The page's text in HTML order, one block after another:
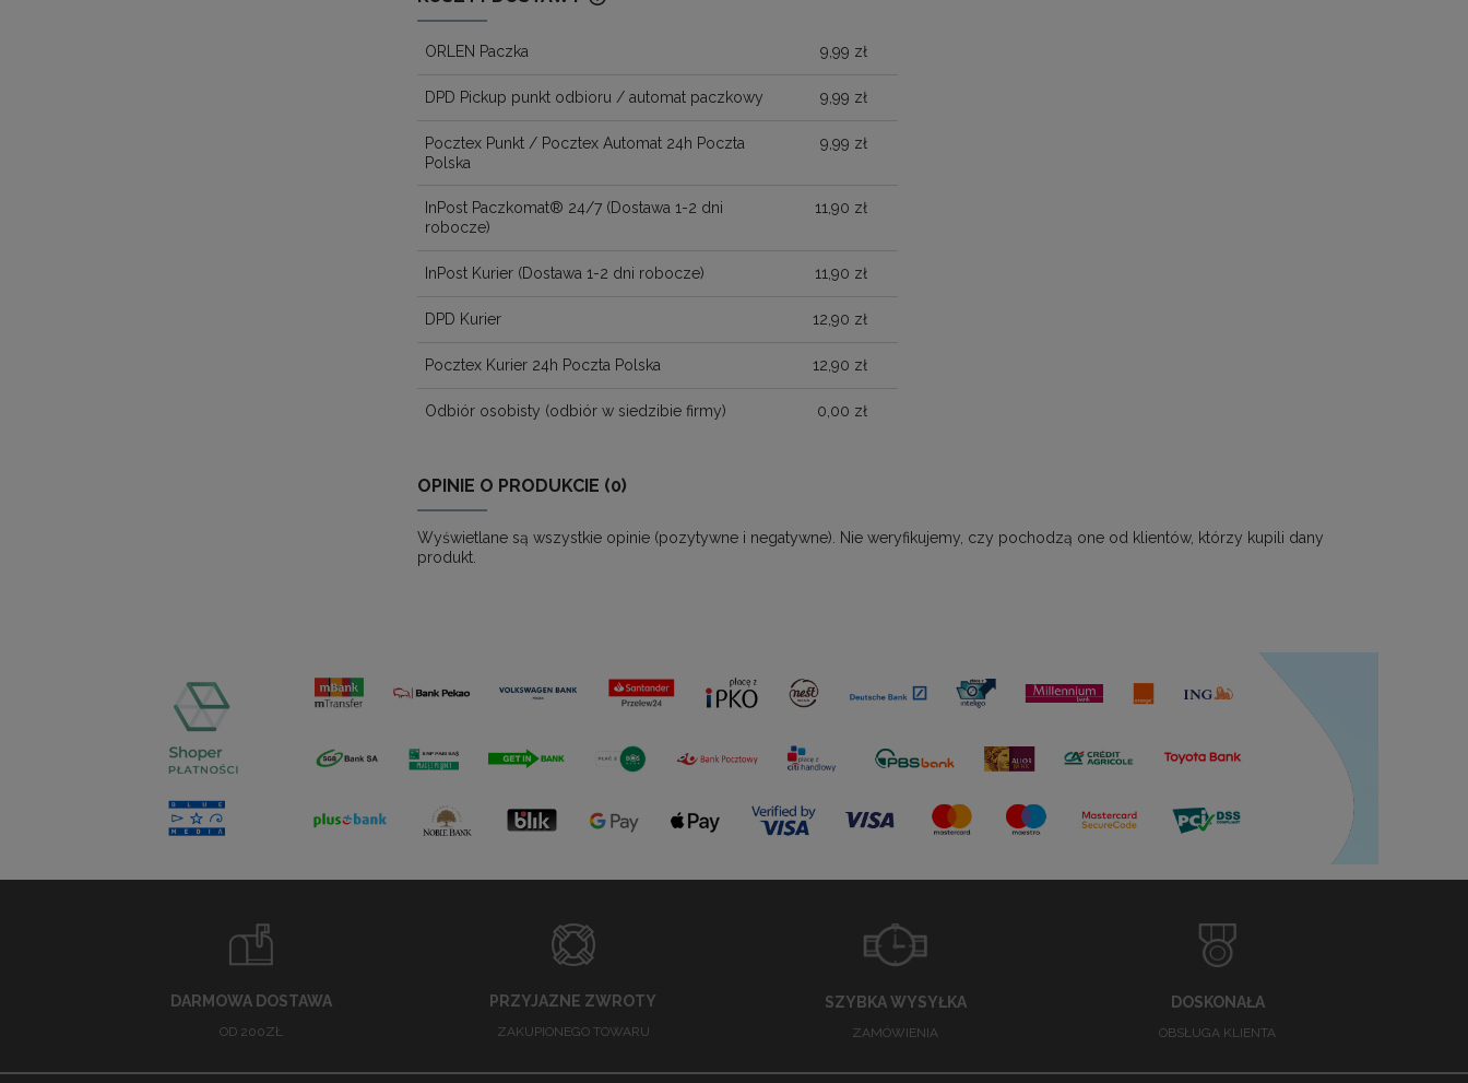
CENA NIE ZAWIERA EWENTUALNYCH
ORLEN Paczka 9,99 zł
DPD Pickup punkt odbioru / automat paczkowy 9,99 zł
Pocztex Punkt / Pocztex Automat 24h Poczta
Polska
9,99 zł
InPost Paczkomat® 24/7 (Dostawa 1-2 dni
robocze)
11,90 zł
InPost Kurier (Dostawa 1-2 dni robocze) 11,90 zł
DPD Kurier 12,90 zł
Pocztex Kurier 24h Poczta Polska 12,90 zł
Odbiór osobisty (odbiór w siedzibie firmy) 0,00 zł
OPINIE O PRODUKCIE (0)
Wyświetlane są wszystkie opinie (pozytywne i negatywne). Nie weryfikujemy, czy pochodzą one od klientów, którzy kupili dany
produkt.
DARMOWA DOSTAWA
OD 200ZŁ
PRZYJAZNE ZWROTY
ZAKUPIONEGO TOWARU
SZYBKA WYSYŁKA
ZAMÓWIENIA
DOSKONAŁA
OBSŁUGA KLIENTA